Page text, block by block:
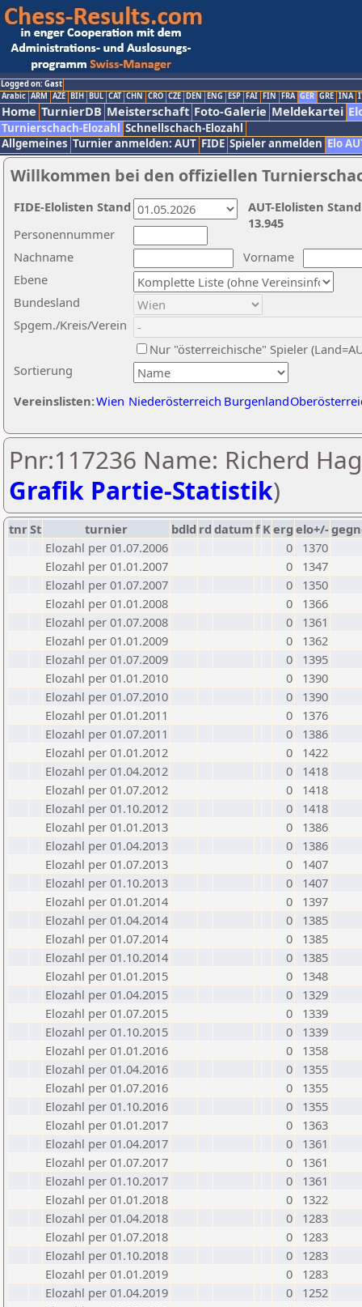
Logged on: Gast
Arabic ARM AZE BIH BUL CAT CHN CRO CZE DEN ENG ESP FAI FIN FRA GER GRE INA
Home TurnierDB Meisterschaft Foto-Galerie Meldekartei
Turnierschach-Elozahl Schnellschach-Elozahl
Allgemeines Turnier anmelden: AUT FIDE Spieler anmelden Elo
Willkommen bei den offiziellen
Nachname
Vorname
Ebene
Sortierung
Personennummer
Bundesland
Spgem./Kreis/Verein
Nur "österreichische" Spieler
Vereinslisten:Wien Niederösterreich Burgenland
AUT-Elolisten
13.945
FIDE-Elolisten Stand
Pnr:117236 Name: Richerd
Grafik Partie-Statistik)
tnrSt turnier bdld rd datumf Kerg elo+/-
Elozahl per 01.07.2006
0
1370
Elozahl per 01.01.2007
0
1347
Elozahl per 01.07.2007
0
1350
Elozahl per 01.01.2008
0
1366
Elozahl per 01.07.2008
0
1361
Elozahl per 01.01.2009
0
1362
Elozahl per 01.07.2009
0
1395
Elozahl per 01.01.2010
0
1390
Elozahl per 01.07.2010
0
1390
Elozahl per 01.01.2011
0
1376
Elozahl per 01.07.2011
0
1386
Elozahl per 01.01.2012
0
1422
Elozahl per 01.04.2012
0
1418
Elozahl per 01.07.2012
0
1418
Elozahl per 01.10.2012
0
1418
Elozahl per 01.01.2013
0
1386
Elozahl per 01.04.2013
0
1386
Elozahl per 01.07.2013
0
1407
Elozahl per 01.10.2013
0
1407
Elozahl per 01.01.2014
0
1397
Elozahl per 01.04.2014
0
1385
Elozahl per 01.07.2014
0
1385
Elozahl per 01.10.2014
0
1385
Elozahl per 01.01.2015
0
1348
Elozahl per 01.04.2015
0
1329
Elozahl per 01.07.2015
0
1339
Elozahl per 01.10.2015
0
1339
Elozahl per 01.01.2016
0
1358
Elozahl per 01.04.2016
0
1355
Elozahl per 01.07.2016
0
1355
Elozahl per 01.10.2016
0
1355
Elozahl per 01.01.2017
0
1363
Elozahl per 01.04.2017
0
1361
Elozahl per 01.07.2017
0
1361
Elozahl per 01.10.2017
0
1361
Elozahl per 01.01.2018
0
1322
Elozahl per 01.04.2018
0
1283
Elozahl per 01.07.2018
0
1283
Elozahl per 01.10.2018
0
1283
Elozahl per 01.01.2019
0
1283
Elozahl per 01.04.2019
0
1252